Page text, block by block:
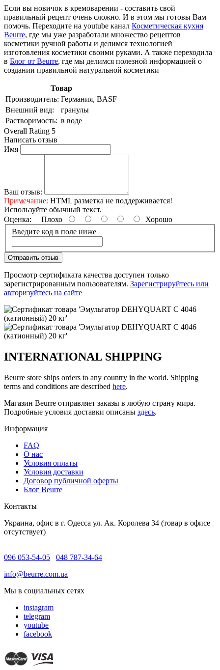
Если вы новичок в кремоварении - составить свой
правильный рецепт очень сложно. И в этом мы готовы Вам
помочь. Переходите на youtube канал Косметическая кухня
Beurre, где мы уже разработали множество рецептов
косметики ручной работы и делимся технологией
изготовления косметики своими руками. А также переходила
в Блог от Beurre, где мы делимся полезной информацией о
создании правильной натуральной косметики
Товар
Производитель: Германия, BASF
Внешний вид:
гранулы
Растворимость: в воде
Overall Rating 5
Написать отзыв
Имя
Ваш отзыв:
Примечание: HTML разметка не поддерживается!
Используйте обычный текст.
Оценка: Плохо
Хорошо
Введите код в поле ниже
Отправить отзыв
Просмотр сертификата качества доступен только
зарегистрированным пользователям. Зарегистрируйтесь или
авторизуйтесь на сайте
INTERNATIONAL SHIPPING
Beurre store ships orders to any country in the world. Shipping
terms and conditions are described here.
Магазин Beurre отправляет заказы в любую страну мира.
Подробные условия доставки описаны здесь.
Информация
FAQ
O нас
Условия оплаты
Условия доставки
Договор публичной оферты
Блог Beurre
Контакты
Украина, офис в г. Одесса ул. Ак. Королева 34 (товар в офисе
отсутствует)
096 053-54-05
048 787-34-64
info@beurre.com.ua
Мы в социальных сетях
instagram
telegram
youtube
facebook